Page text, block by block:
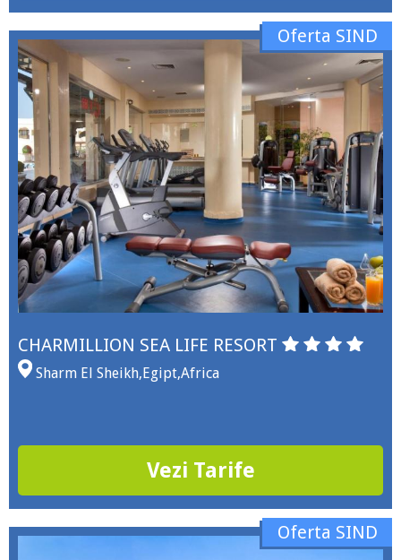
CHARMILLION SEA LIFE RESORT
Sharm El Sheikh,Egipt,Africa
Vezi Tarife
Oferta SIND
Oferta SIND